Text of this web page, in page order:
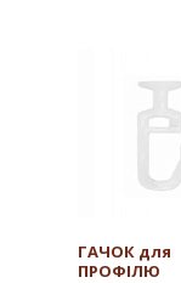
ГАЧОК для
ПРОФІЛЮ